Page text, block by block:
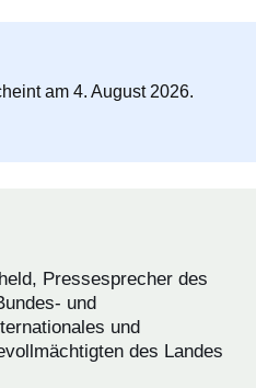
am 4. August 2026.
Pressesprecher des
und
und
des Landes